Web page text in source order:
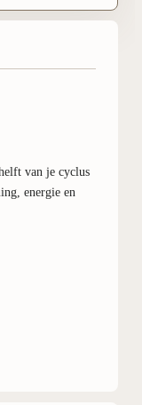
van je cyclus
energie en